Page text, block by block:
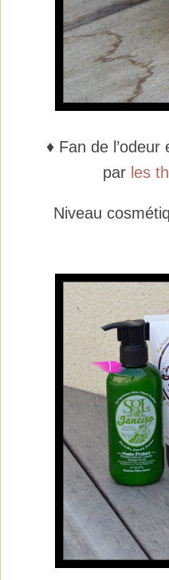
♦ Fan de
parles
Niveau